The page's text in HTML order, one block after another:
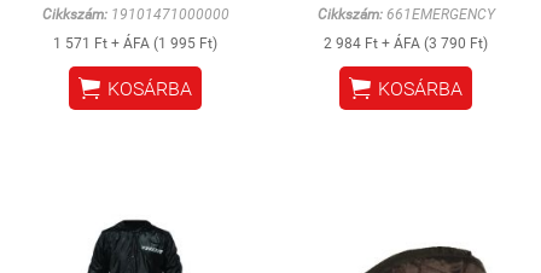
Cikkszám:19101471000000
1 571 Ft + ÁFA (1 995 Ft)
 KOSÁRBA
Cikkszám:661EMERGENCY
2 984 Ft + ÁFA (3 790 Ft)
 KOSÁRBA